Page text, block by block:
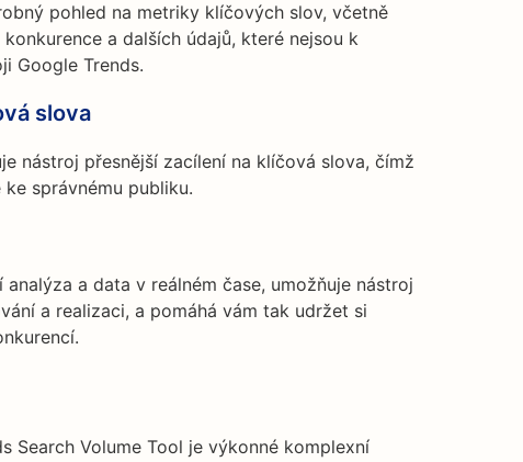
pohled na metriky klíčových slov, včetně
a dalších údajů, které nejsou k
Google Trends.
slova
nástroj přesnější zacílení na klíčová slova, čímž
správnému publiku.
a data v reálném čase, umožňuje nástroj
a realizaci, a pomáhá vám tak udržet si
Search Volume Tool je výkonné komplexní